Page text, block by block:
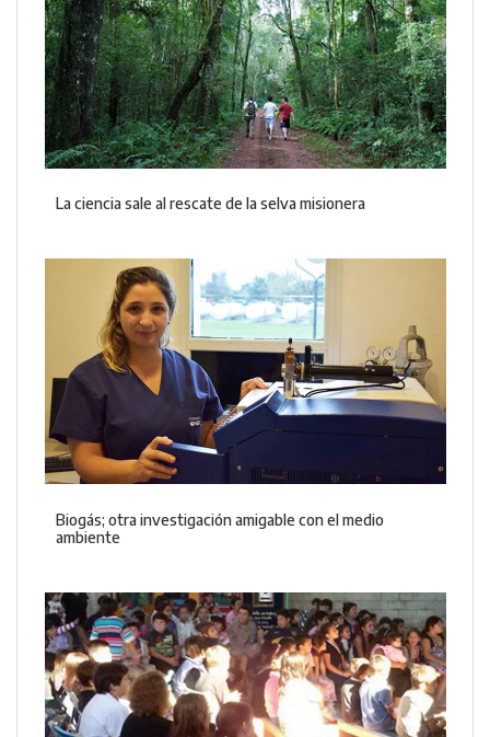
La ciencia sale al rescate de la selva misionera
Biogás; otra investigación amigable con el medio
ambiente